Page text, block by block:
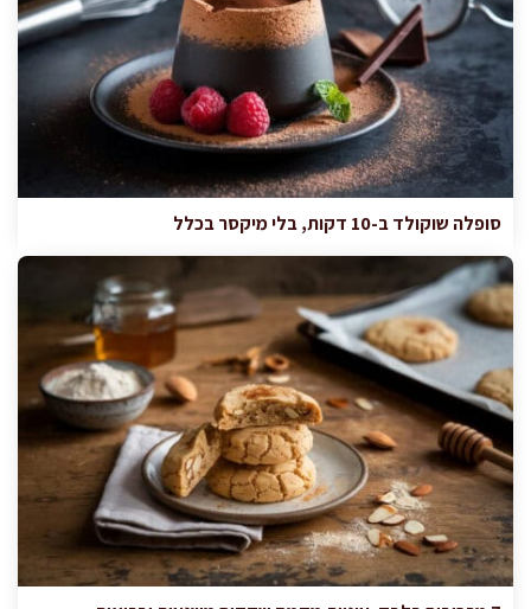
סופלה שוקולד ב-10 דקות, בלי מיקסר בכלל